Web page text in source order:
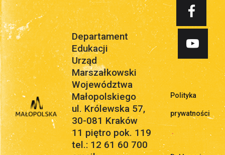
Departament
Edukacji
Urząd
Marszałkowski
Województwa
Małopolskiego
ul. Królewska 57,
30-081 Kraków
11 piętro pok. 119
tel.: 12 61 60 700
Polityka
prywatności
.